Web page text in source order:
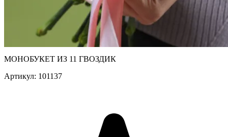
МОНОБУКЕТ ИЗ 11 ГВОЗДИК
Артикул: 101137